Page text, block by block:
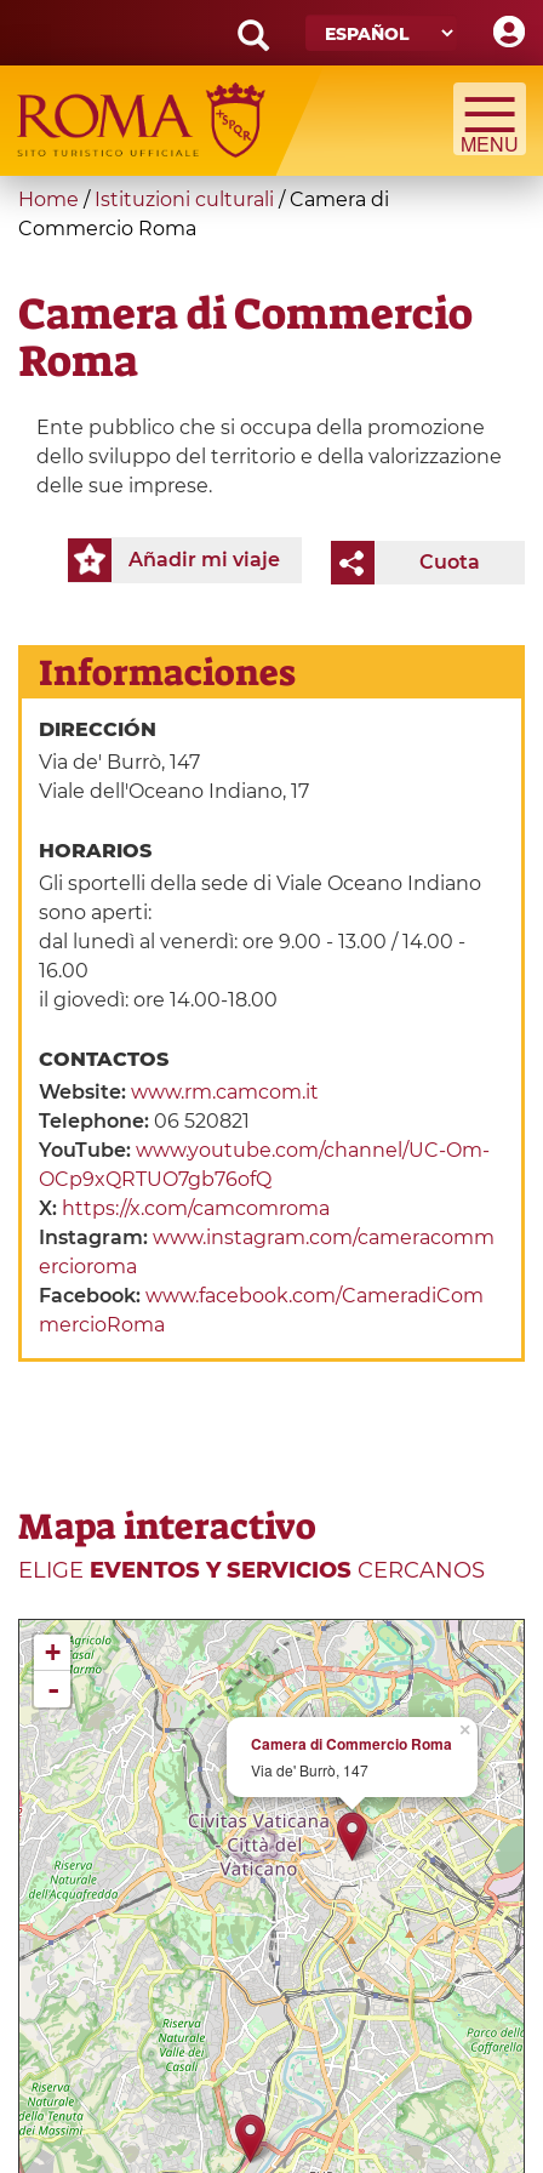
main
content
Search
form
Búsqueda
You
are
Home / Istituzioni culturali /Camera di
Commercio Roma
Camera di Commercio
Roma
Ente pubblico che si occupa della promozione
dello sviluppo del territorio e della valorizzazione
delle sue imprese.
Cuota
Añadir mi viaje
Informaciones
DIRECCIÓN
Via de' Burrò, 147
Viale dell'Oceano Indiano, 17
HORARIOS
Gli sportelli della sede di Viale Oceano Indiano
sono aperti:
dal lunedì al venerdì: ore 9.00 - 13.00 / 14.00 -
16.00
il giovedì: ore 14.00-18.00
CONTACTOS
Website:www.rm.camcom.it
Telephone:06 520821
YouTube:www.youtube.com/channel/UC-Om-
OCp9xQRTUO7gb76ofQ
X: https://x.com/camcomroma
Instagram:www.instagram.com/cameracomm
ercioroma
Facebook:www.facebook.com/CameradiCom
mercioRoma
Mapa interactivo
ELIGE EVENTOS Y SERVICIOS CERCANOS
×
Camera di Commercio Roma
Via de' Burrò, 147
+
-